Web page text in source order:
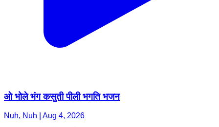
ओ भोले भंग कसुती पीली भगति भजन
Nuh, Nuh | Aug 4, 2026